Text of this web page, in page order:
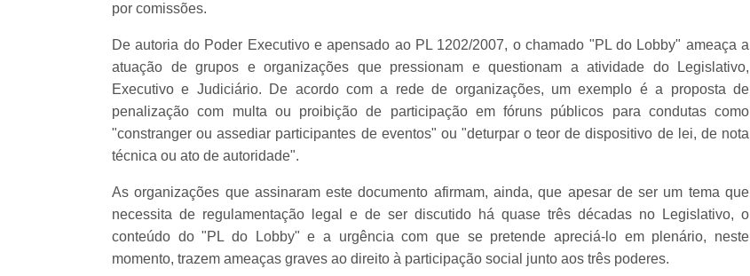
por comissões.
De autoria do Poder Executivo e apensado ao PL 1202/2007, o chamado "PL do Lobby" ameaça a
atuação de grupos e organizações que pressionam e questionam a atividade do Legislativo,
Executivo e Judiciário. De acordo com a rede de organizações, um exemplo é a proposta de
penalização com multa ou proibição de participação em fóruns públicos para condutas como
"constranger ou assediar participantes de eventos" ou "deturpar o teor de dispositivo de lei, de nota
técnica ou ato de autoridade".
As organizações que assinaram este documento afirmam, ainda, que apesar de ser um tema que
necessita de regulamentação legal e de ser discutido há quase três décadas no Legislativo, o
conteúdo do "PL do Lobby" e a urgência com que se pretende apreciá-lo em plenário, neste
momento, trazem ameaças graves ao direito à participação social junto aos três poderes.